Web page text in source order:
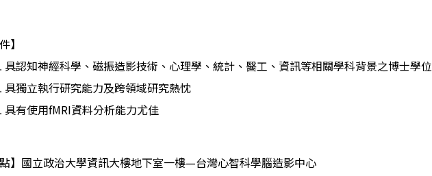
】
具認知神經科學、磁振造影技術、心理學、統計、醫工、資訊等相關學科背景之博士學位
具獨立執行研究能力及跨領域研究熱忱
具有使用fMRI資料分析能力尤佳
點】國立政治大學資訊大樓地下室一樓—台灣心智科學腦造影中心